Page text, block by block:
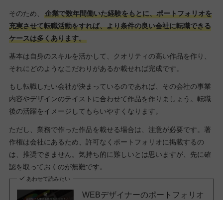
そのため、
企業で数年間働いた経験をもとに、ポートフォリオを
充実させて転職活動をすれば、より条件の良い会社に転職できる
ケースは多くあります。
基本は自身のスキルを活かして、クオリティの高い作品を作り、
それにどのようなこだわりがあるか載せれば完成です。
もし転職したい会社が決まっているのであれば、その会社の事業
内容やデザインのテイストに合わせて作品を作りましょう。転職
後の活躍をイメージしてもらいやすくなります。
ただし、業務で作った作品を載せる場合は、注意が必要です。著
作権は会社にあるため、許可なくポートフォリオに掲載するの
は、推奨できません。気持ち的に難しいとは思いますが、先に確
認を取っておくのが無難です。
あわせて読みたい
WEBデザイナーのポートフォリオ